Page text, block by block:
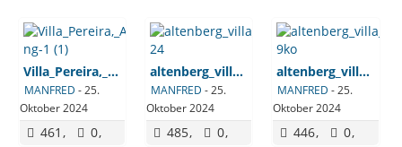
Villa_Pereira,_Allgemeine_Bauzeitung-1 (1)
MANFRED -25.
Oktober 2024
461 0
altenberg_villa_pereira_3424
MANFRED -25.
Oktober 2024
485 0
altenberg_villa_pereira_3439ko
MANFRED -25.
Oktober 2024
446 0